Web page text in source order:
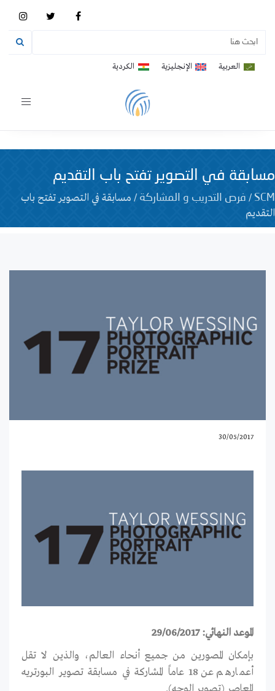
العربية الإنجليزية الكردية
Toggle
مسابقة في التصوير تفتح باب التقديم
SCM
/ فرص التدريب و المشاركة / مسابقة في التصوير تفتح باب
التقديم
30/05/2017
الموعد النهائي: 29/06/2017
بإمكان المصورين من جميع أنحاء العالم، والذين لا تقل
أعمارهم عن 18 عاماً المشاركة في مسابقة تصوير البورتريه